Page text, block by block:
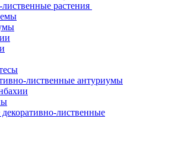
растения
лиственные антуриумы
лиственные